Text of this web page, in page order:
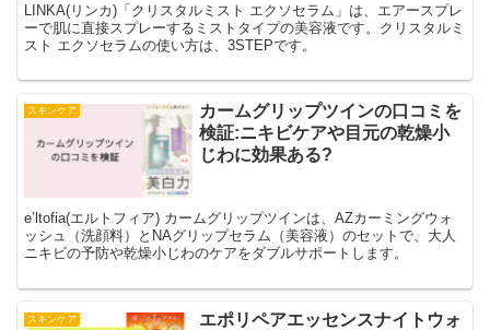
LINKA(リンカ)「クリスタルミスト エクソセラム」は、エアースプレ
ーで肌に直接スプレーするミストタイプの美容液です。クリスタルミ
スト エクソセラムの使い方は、3STEPです。
スキンケア
カームグリップツインの口コミを
検証:ニキビケアや目元の乾燥小
じわに効果ある?
e’ltofia(エルトフィア) カームグリップツインは、AZカーミングウォ
ッシュ（洗顔料）とNAグリップセラム（美容液）のセットで、大人
ニキビの予防や乾燥小じわのケアをダブルサポートします。
スキンケア
エポリペアエッセンスナイトウォ